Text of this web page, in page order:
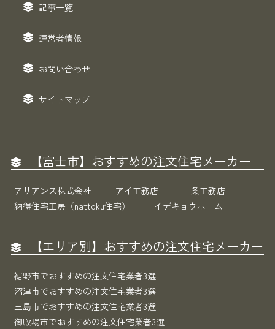
記事一覧
運営者情報
お問い合わせ
サイトマップ
【富士市】おすすめの注文住宅メーカー
アリアンス株式会社 アイ工務店
一条工務店
納得住宅工房（nattoku住宅）
イデキョウホーム
【エリア別】おすすめの注文住宅メーカー
裾野市でおすすめの注文住宅業者3選
沼津市でおすすめの注文住宅業者3選
三島市でおすすめの注文住宅業者3選
御殿場市でおすすめの注文住宅業者3選